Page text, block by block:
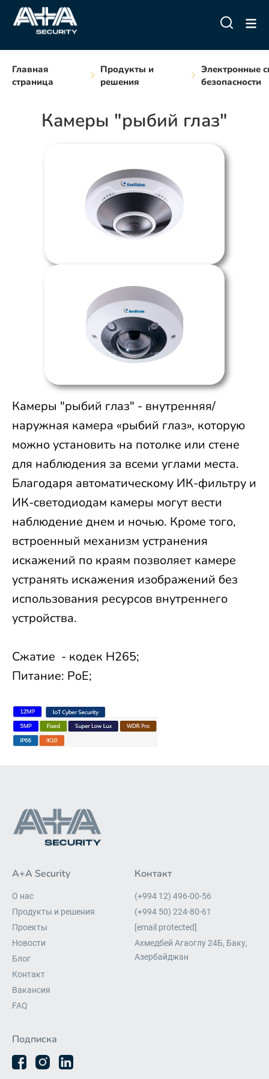
Главная
страница
Продукты и
решения
Электронные
безопасности
Камеры "рыбий глаз"
Камеры "рыбий глаз" - внутренняя/
наружная камера «рыбий глаз», которую
можно установить на потолке или стене
для наблюдения за всеми углами места.
Благодаря автоматическому ИК-фильтру и
ИК-светодиодам камеры могут вести
наблюдение днем и ночью. Кроме того,
встроенный механизм устранения
искажений по краям позволяет камере
устранять искажения изображений без
использования ресурсов внутреннего
устройства.
Сжатие - кодек H265;
Питание: PoE;
A+A Security
О нас
Продукты и решения
Проекты
Новости
Блог
Контакт
Вакансия
FAQ
Контакт
(+994 12) 496-00-56
(+994 50) 224-80-61
[email protected]
Ахмедбей Агаоглу 24Б, Баку,
Азербайджан
Подписка